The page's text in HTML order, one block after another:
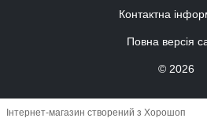
Контактна
Повна версія
© 2026
Інтернет-магазин створений з Хорошоп